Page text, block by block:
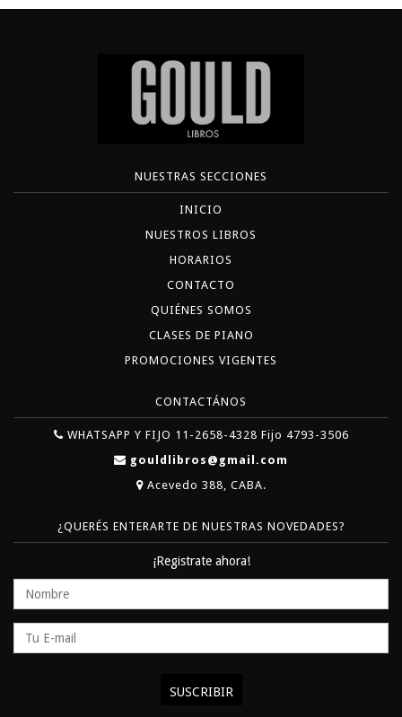
NUESTRAS SECCIONES
INICIO
NUESTROS LIBROS
HORARIOS
CONTACTO
QUIÉNES SOMOS
CLASES DE PIANO
PROMOCIONES VIGENTES
CONTACTÁNOS
WHATSAPP Y FIJO 11-2658-4328 Fijo 4793-3506
gouldlibros@gmail.com
Acevedo 388, CABA.
¿QUERÉS ENTERARTE DE NUESTRAS NOVEDADES?
¡Registrate ahora!